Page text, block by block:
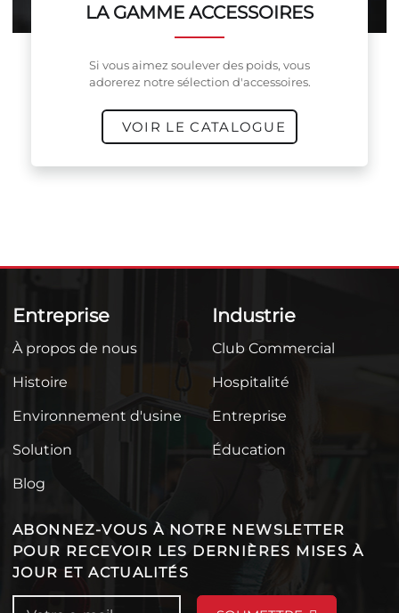
LA GAMME ACCESSOIRES
Si vous aimez soulever des poids, vous
adorerez notre sélection d'accessoires.
VOIR LE CATALOGUE
Entreprise
À propos de nous
Histoire
Environnement d'usine
Solution
Blog
Industrie
Club Commercial
Hospitalité
Entreprise
Éducation
ABONNEZ-VOUS À NOTRE NEWSLETTER
POUR RECEVOIR LES DERNIÈRES MISES À
JOUR ET ACTUALITÉS